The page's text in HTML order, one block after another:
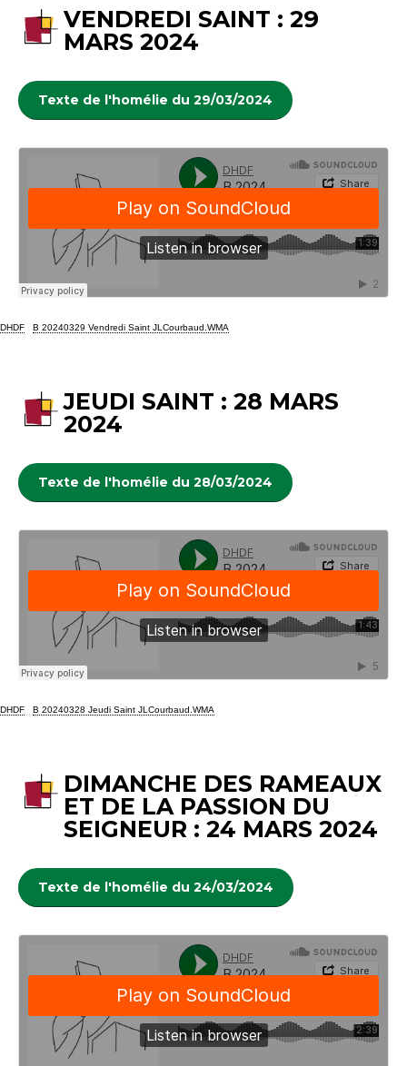
VENDREDI SAINT : 29
MARS 2024
Texte de l'homélie du 29/03/2024
DHDF · B 20240329 Vendredi Saint JLCourbaud.WMA
JEUDI SAINT : 28 MARS
2024
Texte de l'homélie du 28/03/2024
DHDF · B 20240328 Jeudi Saint JLCourbaud.WMA
DIMANCHE DES RAMEAUX
ET DE LA PASSION DU
SEIGNEUR : 24 MARS 2024
Texte de l'homélie du 24/03/2024